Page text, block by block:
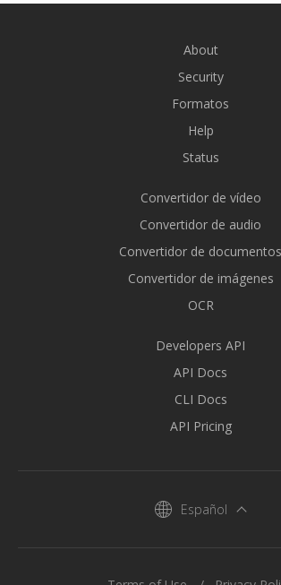
About
Security
Formatos
Help
Status
Convertidor de vídeo
Convertidor de audio
Convertidor de documentos
Convertidor de imágenes
OCR
Developers API
API Docs
CLI Docs
API Pricing
Español